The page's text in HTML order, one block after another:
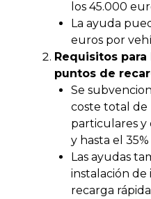
los 45.000
La ayuda
euros por
Requisitos
puntos de
Se
coste total de
particulares y
y hasta el
Las ayudas
instalación
recarga